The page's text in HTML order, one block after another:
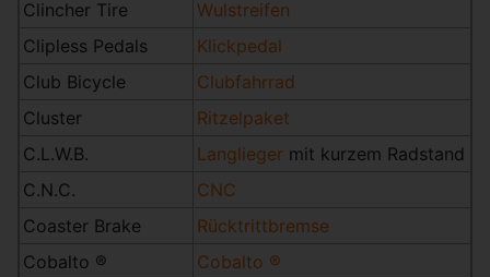
Clincher Tire
Wulstreifen
Clipless Pedals
Klickpedal
Club Bicycle
Clubfahrrad
Cluster
Ritzelpaket
C.L.W.B.
Langlieger mit kurzem Radstand
C.N.C.
CNC
Coaster Brake
Rücktrittbremse
Cobalto ®
Cobalto ®